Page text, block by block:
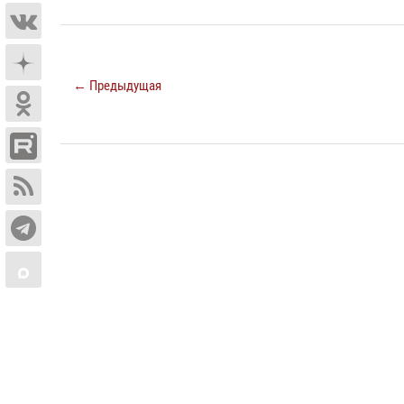
← Предыдущая